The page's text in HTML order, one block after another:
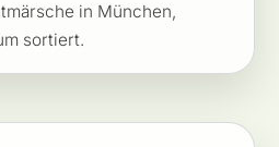
in München,
sortiert.